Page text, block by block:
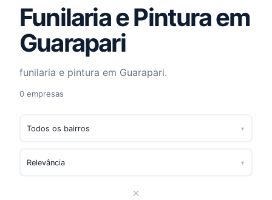
Funilaria e Pintura em
Guarapari
funilaria e pintura em Guarapari.
0 empresas
▾
▾